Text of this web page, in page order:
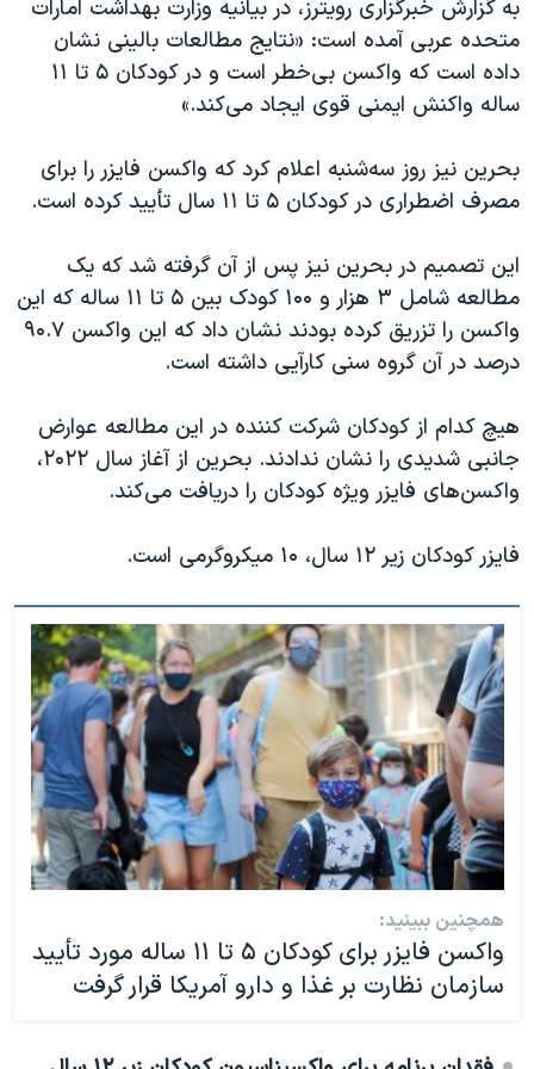
نرگس محمدی برنده جایزه نوبل صلح
همایش محافظه‌کاران آمریکا «سی‌پک»
سفر پرزیدنت ترامپ به چین
به گزارش خبرگزاری رویترز، در بیانیه وزارت بهداشت امارات
متحده عربی آمده است: «نتایج مطالعات بالینی نشان
داده است که واکسن بی‌خطر است و در کودکان ۵ تا ۱۱
ساله واکنش ایمنی قوی ایجاد می‌کند.»
بحرین نیز روز سه‌شنبه اعلام کرد که واکسن فایزر را برای
مصرف اضطراری در کودکان ۵ تا ۱۱ سال تأیید کرده است.
این تصمیم در بحرین نیز پس از آن گرفته شد که یک
مطالعه شامل ۳ هزار و ۱۰۰ کودک بین ۵ تا ۱۱ ساله که این
واکسن را تزریق کرده بودند نشان داد که این واکسن ۹۰.۷
درصد در آن گروه سنی کارآیی داشته است.
هیچ کدام از کودکان شرکت کننده در این مطالعه عوارض
جانبی شدیدی را نشان ندادند. بحرین از آغاز سال ۲۰۲۲،
واکسن‌های فایزر ویژه کودکان را دریافت می‌کند.
فایزر کودکان زیر ۱۲ سال، ۱۰ میکروگرمی است.
همچنین ببینید:
واکسن فایزر برای کودکان ۵ تا ۱۱ ساله مورد تأیید
سازمان نظارت بر غذا و دارو آمریکا قرار گرفت